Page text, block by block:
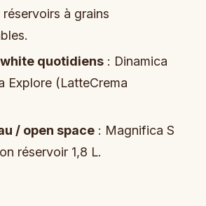
à grains
quotidiens : Dinamica
Explore (LatteCrema
/ open space : Magnifica S
réservoir 1,8 L.